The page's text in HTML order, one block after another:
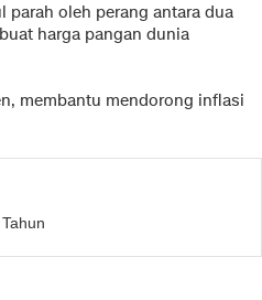
parah oleh perang antara dua
harga pangan dunia
membantu mendorong inflasi